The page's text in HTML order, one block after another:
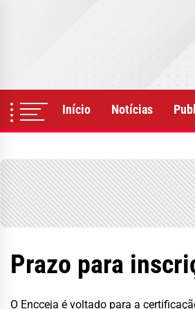
Início Notícias
Prazo para
O Encceja é voltado para a